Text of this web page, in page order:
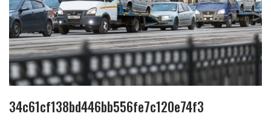
34c61cf138bd446bb556fe7c120e74f3